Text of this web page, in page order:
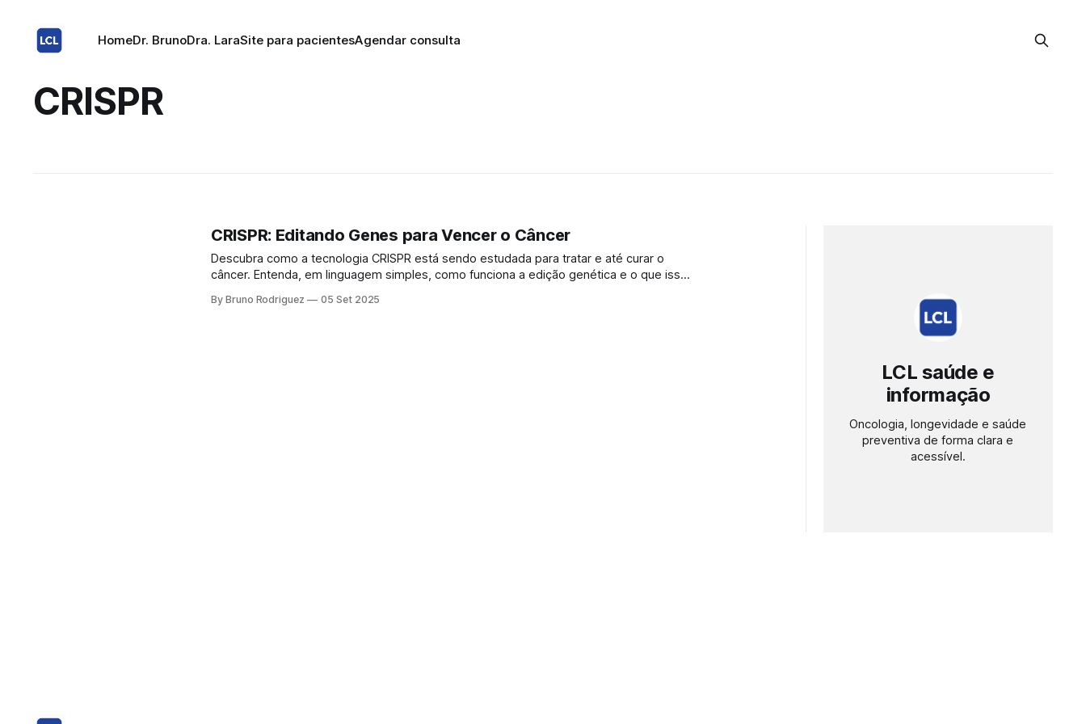
HomeDr. BrunoDra. LaraSite para pacientesAgendar consulta
CRISPR
CRISPR: Editando Genes para Vencer o Câncer
Descubra como a tecnologia CRISPR está sendo estudada para tratar e até curar o
câncer. Entenda, em linguagem simples, como funciona a edição genética e o que isso
impressionantes nas últimas décadas. Cirurgias menos invasivas,
By Bruno Rodriguez 05 Set 2025
LCL saúde e
informação
Oncologia, longevidade e saúde
preventiva de forma clara e
acessível.